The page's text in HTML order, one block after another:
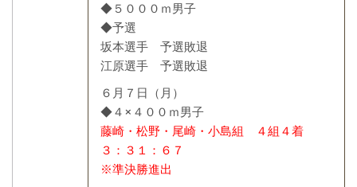
◆５０００ｍ男子
◆予選
坂本選手 予選敗退
江原選手 予選敗退
６月７日（月）
◆４×４００ｍ男子
藤崎・松野・尾崎・小島組 ４組４着
３：３１：６７
※準決勝進出